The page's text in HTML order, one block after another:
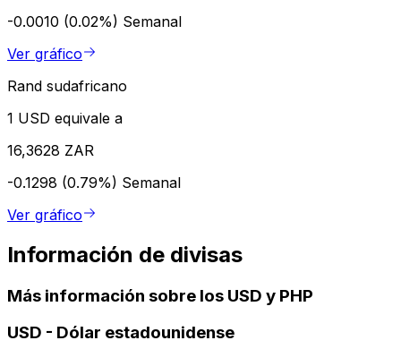
-0.0010 (0.02%) Semanal
Ver gráfico
Rand sudafricano
1 USD equivale a
16,3628 ZAR
-0.1298 (0.79%) Semanal
Ver gráfico
Información de divisas
Más información sobre los USD y PHP
USD - Dólar estadounidense